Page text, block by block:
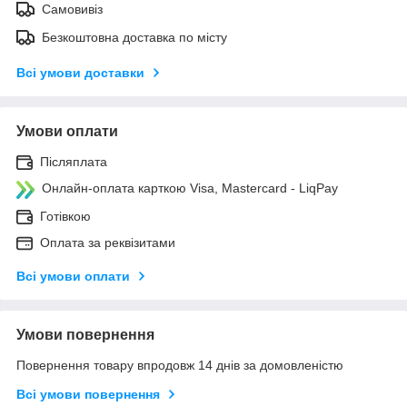
Самовивіз
Безкоштовна доставка по місту
Всі умови доставки
Умови оплати
Післяплата
Онлайн-оплата карткою Visa, Mastercard - LiqPay
Готівкою
Оплата за реквізитами
Всі умови оплати
Умови повернення
Повернення товару впродовж 14 днів за домовленістю
Всі умови повернення